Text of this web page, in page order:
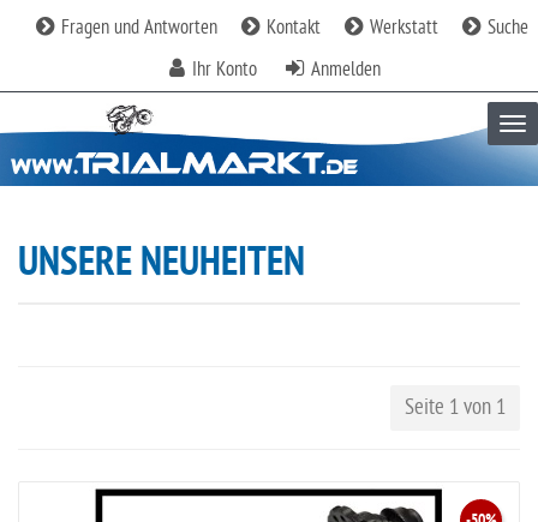
Fragen und Antworten Kontakt Werkstatt
Suche
Ihr Konto
Anmelden
UNSERE NEUHEITEN
Seite 1 von 1